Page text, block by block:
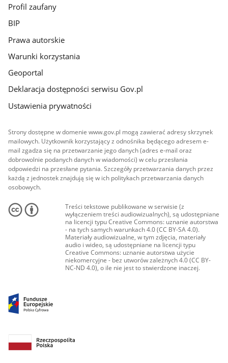
Profil zaufany
BIP
Prawa autorskie
Warunki korzystania
Geoportal
Deklaracja dostępności serwisu Gov.pl
Ustawienia prywatności
Strony dostępne w domenie www.gov.pl mogą zawierać adresy skrzynek
mailowych. Użytkownik korzystający z odnośnika będącego adresem e-
mail zgadza się na przetwarzanie jego danych (adres e-mail oraz
dobrowolnie podanych danych w wiadomości) w celu przesłania
odpowiedzi na przesłane pytania. Szczegóły przetwarzania danych przez
każdą z jednostek znajdują się w ich politykach przetwarzania danych
osobowych.
Treści tekstowe publikowane w serwisie (z
wyłączeniem treści audiowizualnych), są udostępniane
na licencji typu Creative Commons: uznanie autorstwa
- na tych samych warunkach 4.0 (CC BY-SA 4.0).
Materiały audiowizualne, w tym zdjęcia, materiały
audio i wideo, są udostępniane na licencji typu
Creative Commons: uznanie autorstwa użycie
niekomercyjne - bez utworów zależnych 4.0 (CC BY-
NC-ND 4.0), o ile nie jest to stwierdzone inaczej.